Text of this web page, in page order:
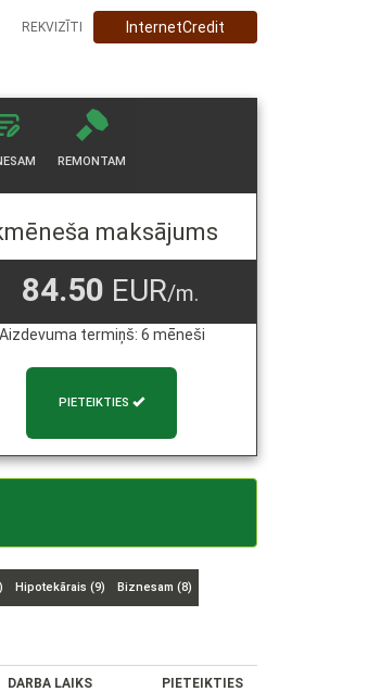
InternetCredit
REKVIZĪTI
REMONTAM
maksājums
84.50 EUR/m.
Aizdevuma termiņš: 6 mēneši
PIETEIKTIES
) Hipotekārais (9) Biznesam (8)
DARBA LAIKS PIETEIKTIES